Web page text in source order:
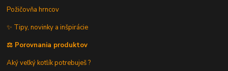
Požičovňa hrncov
✨ Tipy, novinky a inšpirácie
⚖️ Porovnania produktov
Aký veľký kotlík potrebuješ ?